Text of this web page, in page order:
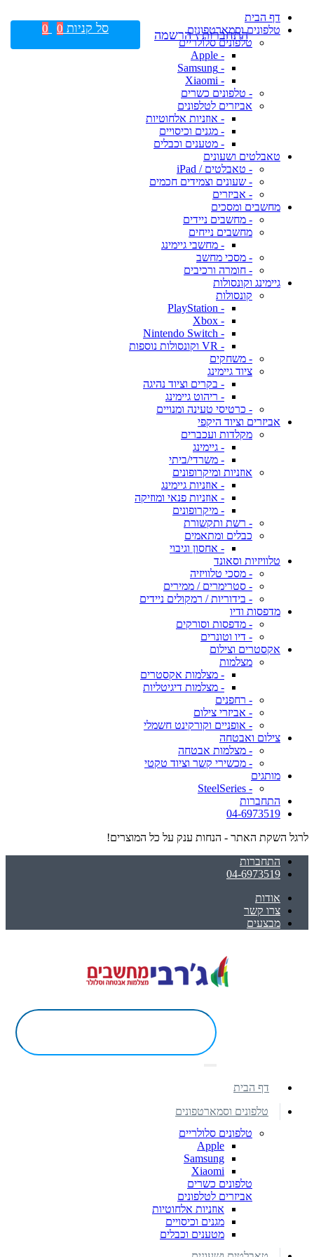
דף הבית
טלפונים וסמארטפונים
טלפונים סלולריים
- Apple
- Samsung
- Xiaomi
- טלפונים כשרים
אביזרים לטלפונים
- אוזניות אלחוטיות
- מגנים וכיסויים
- מטענים וכבלים
טאבלטים ושעונים
- טאבלטים / iPad
- שעונים וצמידים חכמים
- אביזרים
מחשבים ומסכים
- מחשבים ניידים
מחשבים נייחים
- מחשבי גיימינג
- מסכי מחשב
- חומרה ורכיבים
גיימינג וקונסולות
קונסולות
- PlayStation
- Xbox
- Nintendo Switch
- VR וקונסולות נוספות
- משחקים
ציוד גיימינג
- בקרים וציוד נהיגה
- ריהוט גיימינג
- כרטיסי טעינה ומנויים
אביזרים וציוד היקפי
מקלדות ועכברים
- גיימינג
- משרדי/ביתי
אוזניות ומיקרופונים
- אוזניות גיימינג
- אוזניות פנאי ומוזיקה
- מיקרופונים
- רשת ותקשורת
כבלים ומתאמים
- אחסון וגיבוי
טלוויזיות וסאונד
- מסכי טלוויזיה
- סטרימרים / ממירים
- בידוריות / רמקולים ניידים
מדפסות ודיו
- מדפסות וסורקים
- דיו וטונרים
אקסטרים וצילום
מצלמות
- מצלמות אקסטרים
- מצלמות דיגיטליות
- רחפנים
- אביזרי צילום
- אופניים וקורקינט חשמלי
צילום ואבטחה
- מצלמות אבטחה
- מכשירי קשר וציוד טקטי
מותגים
- SteelSeries
התחברות
04-6973519
לרגל השקת האתר - הנחות ענק על כל המוצרים!
התחברות
04-6973519
אודות
צרו קשר
מבצעים
התחברות \ הרשמה סל קניות 0
0
דף הבית
טלפונים וסמארטפונים
טלפונים סלולריים
Apple
Samsung
Xiaomi
טלפונים כשרים
אביזרים לטלפונים
אוזניות אלחוטיות
מגנים וכיסויים
מטענים וכבלים